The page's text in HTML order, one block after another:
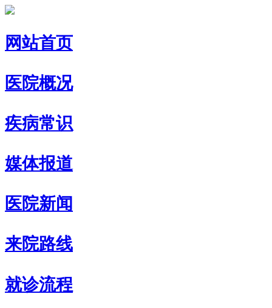
网站首页
医院概况
疾病常识
媒体报道
医院新闻
来院路线
就诊流程